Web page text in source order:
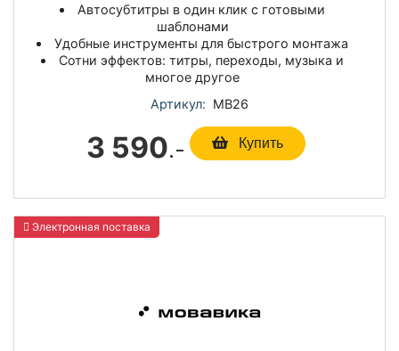
Автосубтитры в один клик с готовыми
шаблонами
Удобные инструменты для быстрого монтажа
Сотни эффектов: титры, переходы, музыка и
многое другое
Артикул: МВ26
3 590.- Купить
Электронная поставка